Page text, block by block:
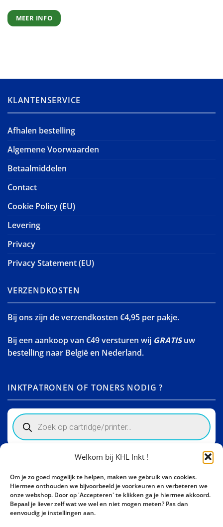
Welkom bij KHL Inkt !
Om je zo goed mogelijk te helpen, maken we gebruik van cookies.
Hiermee onthouden we bijvoorbeeld je voorkeuren en verbeteren we
onze webshop. Door op 'Accepteren' te klikken ga je hiermee akkoord.
Bepaal je liever zelf wat we wel en niet mogen meten? Pas dan
eenvoudig je instellingen aan.
MEER INFO
KLANTENSERVICE
Afhalen bestelling
Algemene Voorwaarden
Betaalmiddelen
Contact
Cookie Policy (EU)
Levering
Privacy
Privacy Statement (EU)
VERZENDKOSTEN
Bij ons zijn de verzendkosten €4,95 per pakje.
Bij een aankoop van €49 versturen wij GRATISuw
bestelling naar België en Nederland.
INKTPATRONEN OF TONERS NODIG ?
Products
search
Activity Invest BV - KHL, Kempische Steenweg 274
3500 Hasselt - België BE0862447190
Bel ons nu:+32 11 261499